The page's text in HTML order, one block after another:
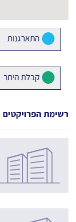
התארגנות
קבלת היתר
רשימת הפרויקטים